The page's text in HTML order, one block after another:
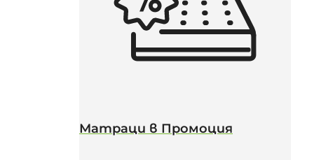
Матраци в Промоция